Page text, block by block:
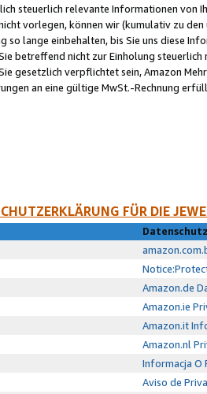
steuerlich relevante Informationen von
vorlegen, können wir (kumulativ zu
so lange einbehalten, bis Sie uns diese
betreffend nicht zur Einholung
gesetzlich verpflichtet sein, Amazon
an eine gültige MwSt.-Rechnung
FÜR DIE
Amazon.de
Amazon.ie
Amazon.it
Amazon.nl
Informacja O
Aviso de